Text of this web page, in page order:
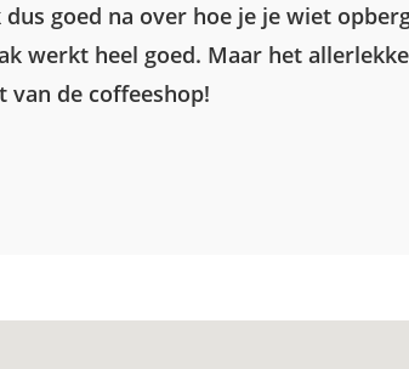
dus goed na over hoe je je wiet
werkt heel goed. Maar het
de coffeeshop!